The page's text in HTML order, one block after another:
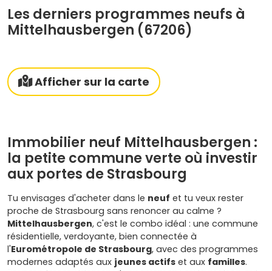
Les derniers programmes neufs à
Mittelhausbergen (67206)
Afficher sur la carte
Immobilier neuf Mittelhausbergen :
la petite commune verte où investir
aux portes de Strasbourg
Tu envisages d'acheter dans le neuf et tu veux rester
proche de Strasbourg sans renoncer au calme ?
Mittelhausbergen, c'est le combo idéal : une commune
résidentielle, verdoyante, bien connectée à
l'Eurométropole de Strasbourg, avec des programmes
modernes adaptés aux jeunes actifs et aux familles.